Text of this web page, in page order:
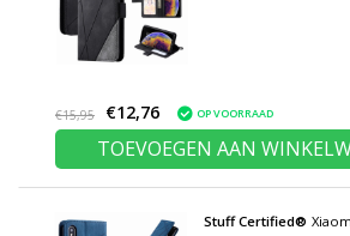
€15,95 €12,76 OP VOORRAAD
TOEVOEGEN AAN
Stuff Certified®